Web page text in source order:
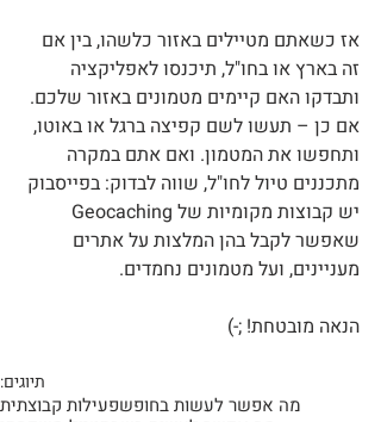
אז כשאתם מטיילים באזור כלשהו, בין אם
זה בארץ או בחו"ל, תיכנסו לאפליקציה
ותבדקו האם קיימים מטמונים באזור שלכם.
אם כן – תעשו לשם קפיצה ברגל או באוטו,
ותחפשו את המטמון. ואם אתם במקרה
מתכננים טיול לחו"ל, שווה לבדוק: בפייסבוק
שאפשר לקבל בהן המלצות על אתרים
מעניינים, ועל מטמונים נחמדים.
הנאה מובטחת! ;-)
תיוגים:
מה אפשר לעשות בחופשפעילות קבוצתית